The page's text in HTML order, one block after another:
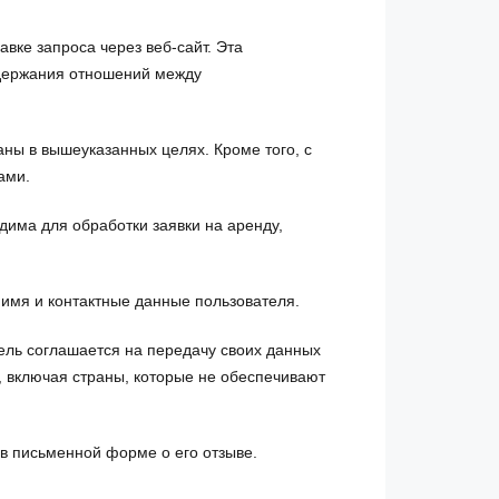
запроса через веб-сайт. Эта
отношений между
в вышеуказанных целях. Кроме того, с
для обработки заявки на аренду,
и контактные данные пользователя.
соглашается на передачу своих данных
страны, которые не обеспечивают
письменной форме о его отзыве.